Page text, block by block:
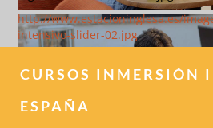
http://www.estacioninglesa.es/
intensivo-slider-02.jpg
CURSOS INMERSIÓN
ESPAÑA